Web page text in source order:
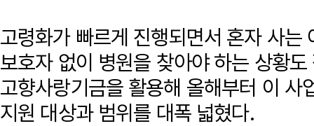
고령화가 빠르게 진행되면서 혼자 사는
보호자 없이 병원을 찾아야 하는 상황
고향사랑기금을 활용해 올해부터 이 사
지원 대상과 범위를 대폭 넓혔다.